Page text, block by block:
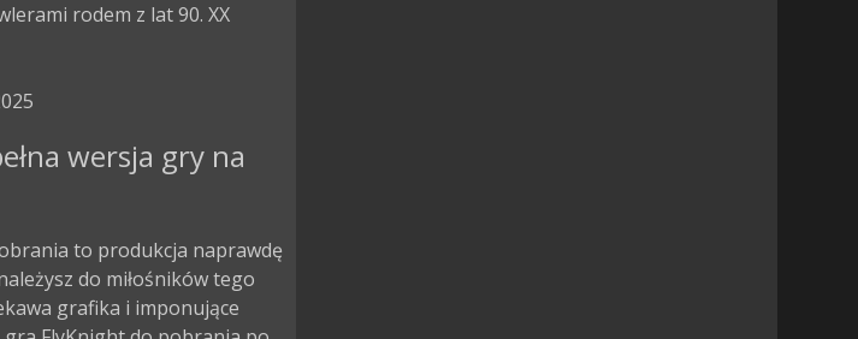
rodem z lat 90. XX
wersja gry na
to produkcja naprawdę
do miłośników tego
grafika i imponujące